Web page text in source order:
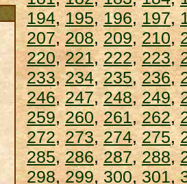
194,195,196,197,
207, 208, 209,210,
220,221,222,223,
233,234, 235,236,
246, 247,248, 249,
259,260,261,262,
272, 273,274,275,
285,286,287, 288,
298,299, 300, 301,